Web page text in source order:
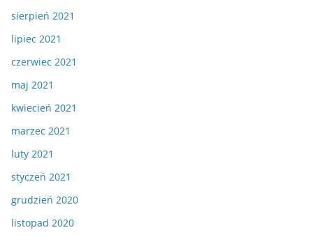
sierpień 2021
lipiec 2021
czerwiec 2021
maj 2021
kwiecień 2021
marzec 2021
luty 2021
styczeń 2021
grudzień 2020
listopad 2020